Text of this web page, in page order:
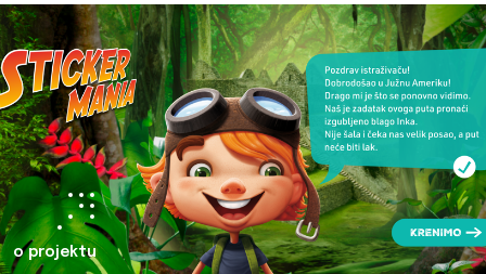
o projektu